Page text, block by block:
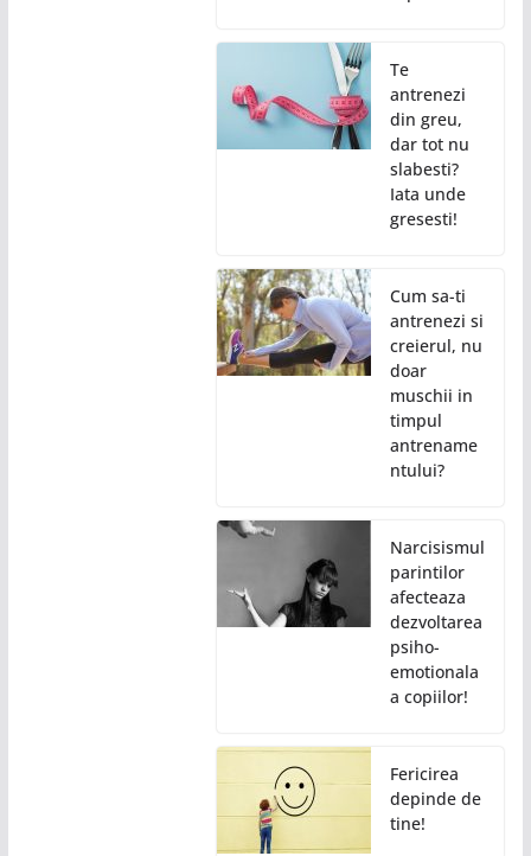
Te
antrenezi
din greu,
dar tot nu
slabesti?
Iata unde
gresesti!
Cum sa-ti
antrenezi si
creierul, nu
doar
muschii in
timpul
antrename
ntului?
Narcisismul
parintilor
afecteaza
dezvoltarea
psiho-
emotionala
a copiilor!
Fericirea
depinde de
tine!